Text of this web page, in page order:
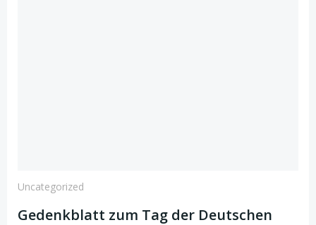
Uncategorized
Gedenkblatt zum Tag der Deutschen